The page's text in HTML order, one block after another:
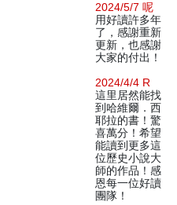
2024/5/7 呢
用好讀許多年
了，感謝重新
更新，也感謝
大家的付出！
2024/4/4 R
這里居然能找
到哈維爾．西
耶拉的書！驚
喜萬分！希望
能讀到更多這
位歷史小說大
師的作品！感
恩每一位好讀
團隊！